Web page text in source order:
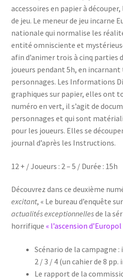
accessoires en papier à
de jeu. Le meneur de jeu incarne
nationale qui normalise les
entité omnisciente et
afin d’animer trois à cinq parties
joueurs pendant 5h, en incarnant
personnages. Les Informations
graphiques sur papier, elles ont
numéro en vert, il s’agit de
personnages et qui sont
pour les joueurs. Elles se
journal d’après les Instructions.
12 + / Joueurs : 2 – 5 / Durée : 15h
Découvrez dans ce deuxième
excitant, « Le bureau d’enquête
actualités exceptionnellesde la
horrifique « l’ascension d’Europol
Scénario de la campagne
2 / 3 / 4 (un cahier de 8
Le rapport de la